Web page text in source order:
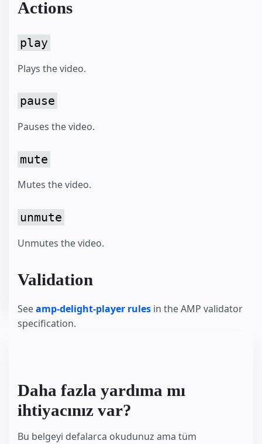
Actions
play
Plays the video.
pause
Pauses the video.
mute
Mutes the video.
unmute
Unmutes the video.
Validation
Seeamp-delight-player rules in the AMP validator
specification.
Daha fazla yardıma mı
ihtiyacınız var?
Bu belgeyi defalarca okudunuz ama tüm